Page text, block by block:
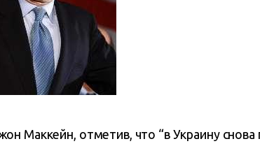
Маккейн, отметив, что “в Украину снова